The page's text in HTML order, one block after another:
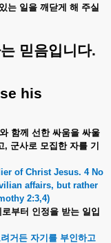
있는 일을 깨닫게 해 주실
믿음입니다.
his
함께 선한 싸움을 싸울
, 군사로 모집한 자를 기
of Christ Jesus. 4 No
affairs, but rather
2:3,4)
부터 인정을 받는 일입
거든 자기를 부인하고